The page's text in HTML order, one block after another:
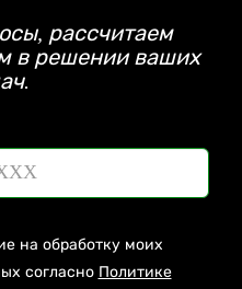
рассчитаем
в решении ваших
на обработку моих
согласно Политике